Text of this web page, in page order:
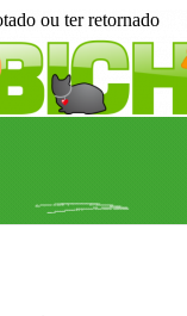
ou ter retornado